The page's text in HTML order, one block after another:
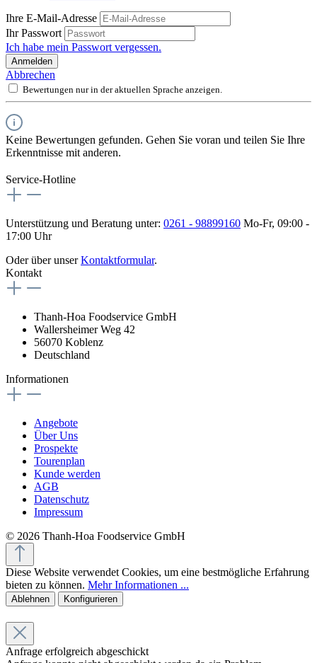
Ihre E-Mail-Adresse
Ihr Passwort
Ich habe mein Passwort vergessen.
Anmelden
Abbrechen
Bewertungen nur in der aktuellen Sprache anzeigen.
Keine Bewertungen gefunden. Gehen Sie voran und teilen Sie Ihre
Erkenntnisse mit anderen.
Service-Hotline
Unterstützung und Beratung unter: 0261 - 98899160 Mo-Fr, 09:00 -
17:00 Uhr
Oder über unserKontaktformular.
Kontakt
Thanh-Hoa Foodservice GmbH
Wallersheimer Weg 42
56070 Koblenz
Deutschland
Informationen
Angebote
Über Uns
Prospekte
Tourenplan
Kunde werden
AGB
Datenschutz
Impressum
© 2026 Thanh-Hoa Foodservice GmbH
Diese Website verwendet Cookies, um eine bestmögliche Erfahrung
bieten zu können. Mehr Informationen ...
Ablehnen Konfigurieren
Anfrage erfolgreich abgeschickt